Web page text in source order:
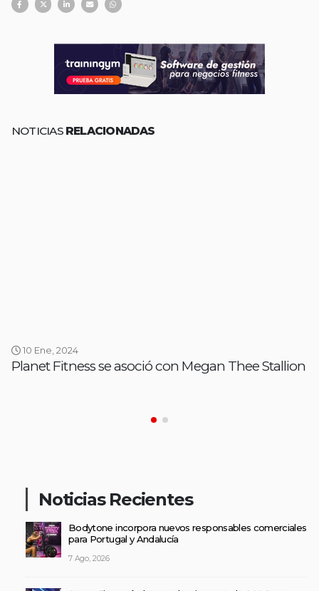
NOTICIAS RELACIONADAS
10 Ene, 2024
Planet Fitness se asoció con Megan Thee Stallion
Noticias Recientes
Bodytone incorpora nuevos responsables comerciales
para Portugal y Andalucía
7 Ago, 2026